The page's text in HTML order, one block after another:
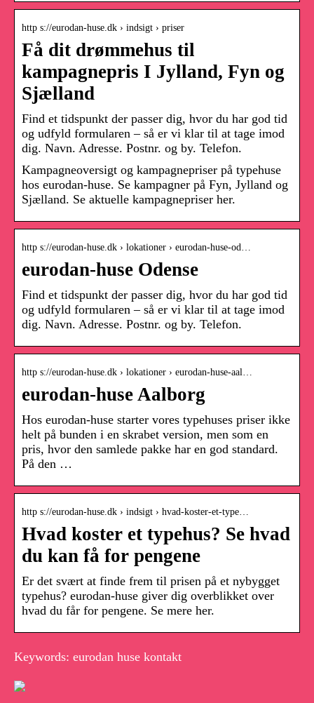
http s://eurodan-huse.dk › indsigt › priser
Få dit drømmehus til
kampagnepris I Jylland, Fyn og
Sjælland
Find et tidspunkt der passer dig, hvor du har god tid
og udfyld formularen – så er vi klar til at tage imod
dig. Navn. Adresse. Postnr. og by. Telefon.
Kampagneoversigt og kampagnepriser på typehuse
hos eurodan-huse. Se kampagner på Fyn, Jylland og
Sjælland. Se aktuelle kampagnepriser her.
http s://eurodan-huse.dk › lokationer › eurodan-huse-od…
eurodan-huse Odense
Find et tidspunkt der passer dig, hvor du har god tid
og udfyld formularen – så er vi klar til at tage imod
dig. Navn. Adresse. Postnr. og by. Telefon.
http s://eurodan-huse.dk › lokationer › eurodan-huse-aal…
eurodan-huse Aalborg
Hos eurodan-huse starter vores typehuses priser ikke
helt på bunden i en skrabet version, men som en
pris, hvor den samlede pakke har en god standard.
På den …
http s://eurodan-huse.dk › indsigt › hvad-koster-et-type…
Hvad koster et typehus? Se hvad
du kan få for pengene
Er det svært at finde frem til prisen på et nybygget
typehus? eurodan-huse giver dig overblikket over
hvad du får for pengene. Se mere her.
Keywords: eurodan huse kontakt